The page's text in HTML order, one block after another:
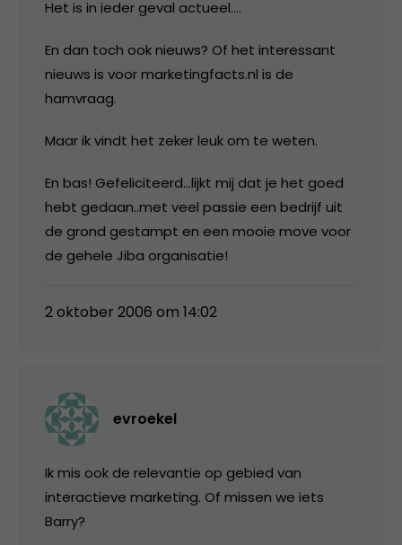
Het is in ieder geval actueel….
En dan toch ook nieuws? Of het interessant
nieuws is voor marketingfacts.nl is de
hamvraag.
Maar ik vindt het zeker leuk om te weten.
En bas! Gefeliciteerd…lijkt mij dat je het goed
hebt gedaan..met veel passie een bedrijf uit
de grond gestampt en een mooie move voor
de gehele Jiba organisatie!
2 oktober 2006 om 14:02
evroekel
Ik mis ook de relevantie op gebied van
interactieve marketing. Of missen we iets
Barry?